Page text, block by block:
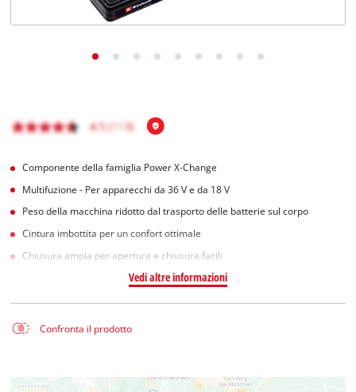
Componente della famiglia Power X-Change
Multifuzione - Per apparecchi da 36 V e da 18 V
Peso della macchina ridotto dal trasporto delle batterie sul corpo
Cintura imbottita per un confort ottimale
Chiusura ampia per apertura e chiusura facili
Vedi altre informazioni
Confronta il prodotto